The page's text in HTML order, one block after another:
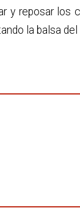
y reposar los
la balsa del